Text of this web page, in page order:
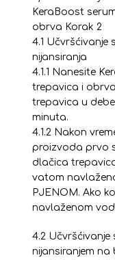
KeraBoost
obrva Korak 2
4.1 Učvršćivanje
nijansiranja
4.1.1 Nanesite
trepavica i
trepavica u
minuta.
4.1.2 Nakon
proizvoda prvo
dlačica
vatom
PJENOM. Ako
navlaženom
4.2
nijansiranjem na